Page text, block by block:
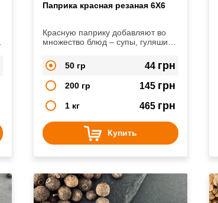
Паприка красная резаная 6Х6
Красную паприку добавляют во
множество блюд – супы, гуляши,
Идеально сочетать ее с острым
перцем, и тогда Ваши «кушанья»
получатся остро-сладкие с легкой
горчинкой и необыкновенной
пикантностью.
50 гр 44 грн
200 гр 145 грн
1 кг 465 грн
Купить